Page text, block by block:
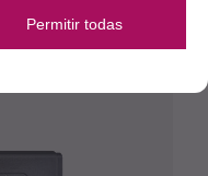
Permitir todas